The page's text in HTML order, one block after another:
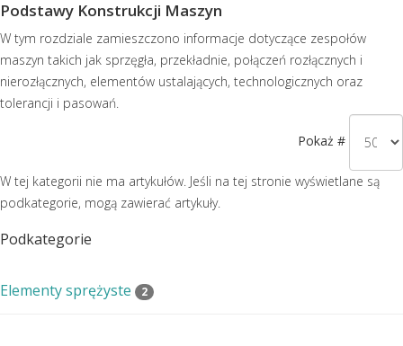
Podstawy Konstrukcji Maszyn
W tym rozdziale zamieszczono informacje dotyczące zespołów
maszyn takich jak sprzęgła, przekładnie, połączeń rozłącznych i
nierozłącznych, elementów ustalających, technologicznych oraz
tolerancji i pasowań.
Pokaż #
W tej kategorii nie ma artykułów. Jeśli na tej stronie wyświetlane są
podkategorie, mogą zawierać artykuły.
Podkategorie
Elementy sprężyste 2